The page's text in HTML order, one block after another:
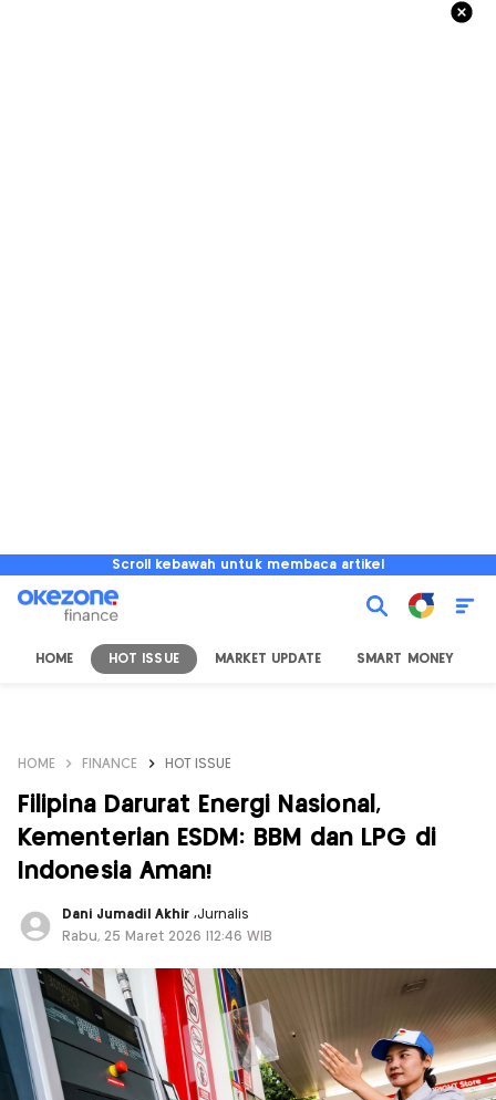
Scroll kebawah untuk membaca artikel
HOME HOT ISSUE MARKET UPDATE SMART MONEY
HOME FINANCE HOT ISSUE
Filipina Darurat Energi Nasional,
Kementerian ESDM: BBM dan LPG di
Indonesia Aman!
Dani Jumadil Akhir ,Jurnalis
Rabu, 25 Maret 2026 |12:46 WIB